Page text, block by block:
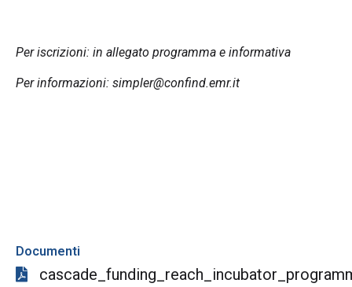
Per iscrizioni: in allegato programma e informativa
Per informazioni: simpler@confind.emr.it
Documenti